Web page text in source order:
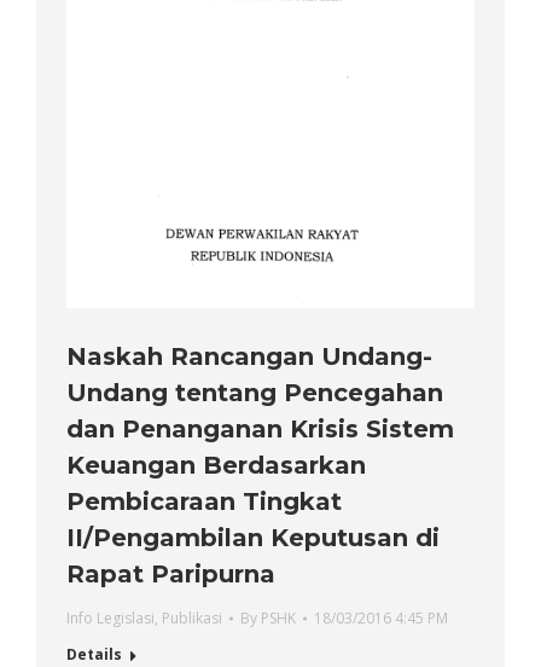
Naskah Rancangan Undang-
Undang tentang Pencegahan
dan Penanganan Krisis Sistem
Keuangan Berdasarkan
Pembicaraan Tingkat
II/Pengambilan Keputusan di
Rapat Paripurna
Info Legislasi, Publikasi By PSHK
18/03/2016 4:45 PM
Details